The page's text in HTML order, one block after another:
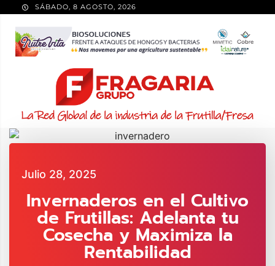
SÁBADO, 8 AGOSTO, 2026
Julio 28, 2025
Invernaderos en el Cultivo
de Frutillas: Adelanta tu
Cosecha y Maximiza la
Rentabilidad